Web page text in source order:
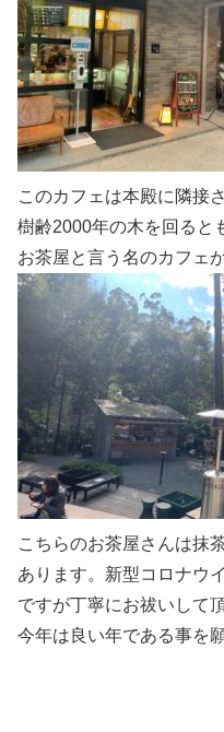
このカフェは本殿に隣接
樹齢2000年の木を回ると
お茶屋と言う名のカフェ
こちらのお茶屋さんは抹
あります。新型コロナウ
ですが丁寧にお祓いして
今年は良い年である事を